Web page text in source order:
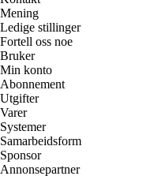
Mening
Ledige stillinger
Fortell oss noe
Bruker
Min konto
Abonnement
Utgifter
Varer
Systemer
Samarbeidsform
Sponsor
Annonsepartner